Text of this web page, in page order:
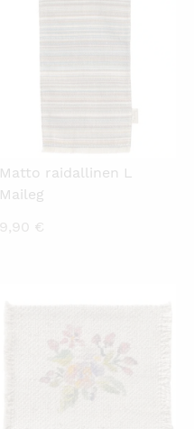
Matto raidallinen L
Maileg
9,90 €